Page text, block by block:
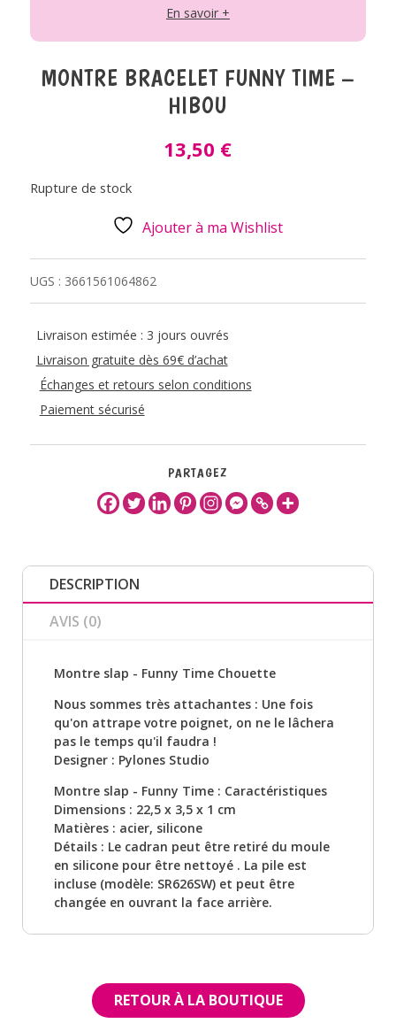
En savoir +
MONTRE BRACELET FUNNY TIME –
HIBOU
13,50 €
Rupture de stock
Ajouter à ma Wishlist
UGS : 3661561064862
Livraison estimée : 3 jours ouvrés
Livraison gratuite dès 69€ d’achat
Échanges et retours selon conditions
Paiement sécurisé
PARTAGEZ
DESCRIPTION
AVIS (0)
Montre slap - Funny Time Chouette
Nous sommes très attachantes : Une fois
qu'on attrape votre poignet, on ne le lâchera
pas le temps qu'il faudra !
Designer : Pylones Studio
Montre slap - Funny Time : Caractéristiques
Dimensions : 22,5 x 3,5 x 1 cm
Matières : acier, silicone
Détails : Le cadran peut être retiré du moule
en silicone pour être nettoyé . La pile est
incluse (modèle: SR626SW) et peut être
changée en ouvrant la face arrière.
RETOUR À LA BOUTIQUE